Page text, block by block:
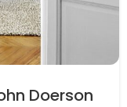
Doerson